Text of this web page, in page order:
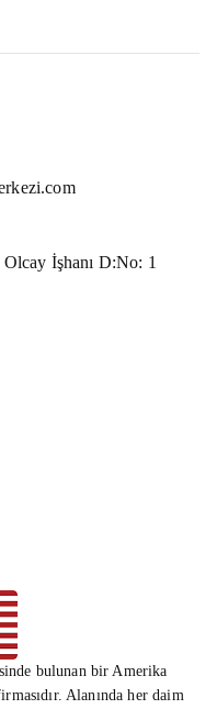
İşhanı D:No: 1
bulunan bir Amerika
Alanında her daim